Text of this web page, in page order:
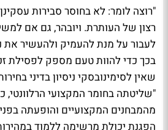
"רוצה לומר: לא בחוסר סבירות
לעבור על מנת להעמיק ולהעשיר את
בכך כדי להוות טעם מספק לפסילת
שאין לסימינובסקי ניסיון בדיני
"שליטתה בחומר המקצועי
מהמבחנים המקצועיים והופעתה
הפגנת יכולת מרשימה ללמוד